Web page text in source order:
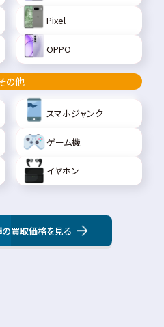
Pixel
OPPO
の他
スマホジャンク
ゲーム機
イヤホン
買取価格を見る